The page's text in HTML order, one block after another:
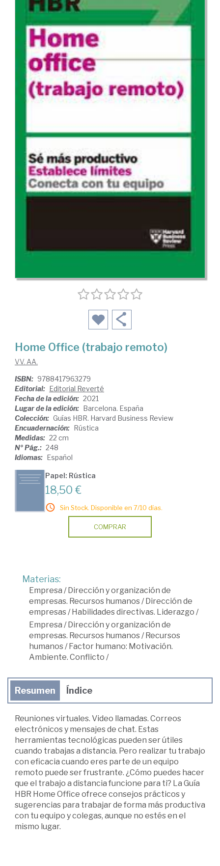
Home Office (trabajo remoto)
VV. AA.
ISBN: 9788417963279
Editorial: Editorial Reverté
Fecha de la edición: 2021
Lugar de la edición: Barcelona. España
Colección: Guías HBR. Harvard Business Review
Encuadernación: Rústica
Medidas: 22 cm
Nº Pág.: 248
Idiomas: Español
Papel: Rústica
18,50 €
Sin Stock. Disponible en 7/10 días.
COMPRAR
Materias:
Empresa /Dirección y organización de
empresas. Recursos humanos/Dirección de
empresas/Habilidades directivas. Liderazgo /
Empresa /Dirección y organización de
empresas. Recursos humanos/Recursos
humanos/Factor humano: Motivación.
Ambiente. Conflicto /
Resumen Índice
Reuniones virtuales. Video llamadas. Correos
electrónicos y mensajes de chat. Estas
herramientas tecnológicas pueden ser útiles
cuando trabajas a distancia. Pero realizar tu trabajo
con eficacia cuando eres parte de un equipo
remoto puede ser frustrante. ¿Cómo puedes hacer
que el trabajo a distancia funcione para ti? La Guía
HBR Home Office ofrece consejos prácticos y
sugerencias para trabajar de forma más productiva
con tu equipo y colegas, aunque no estés en el
mismo lugar.